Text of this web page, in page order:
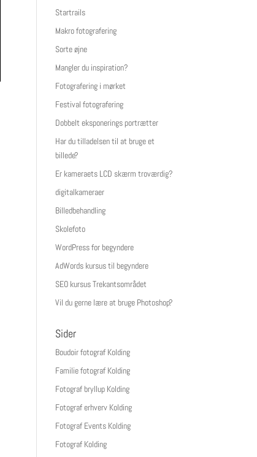
Startrails
Makro fotografering
Sorte øjne
Mangler du inspiration?
Fotografering i mørket
Festival fotografering
Dobbelt eksponerings portrætter
Har du tilladelsen til at bruge et
billede?
Er kameraets LCD skærm troværdig?
digitalkameraer
Billedbehandling
Skolefoto
WordPress for begyndere
AdWords kursus til begyndere
SEO kursus Trekantsområdet
Vil du gerne lære at bruge Photoshop?
Sider
Boudoir fotograf Kolding
Familie fotograf Kolding
Fotograf bryllup Kolding
Fotograf erhverv Kolding
Fotograf Events Kolding
Fotograf Kolding